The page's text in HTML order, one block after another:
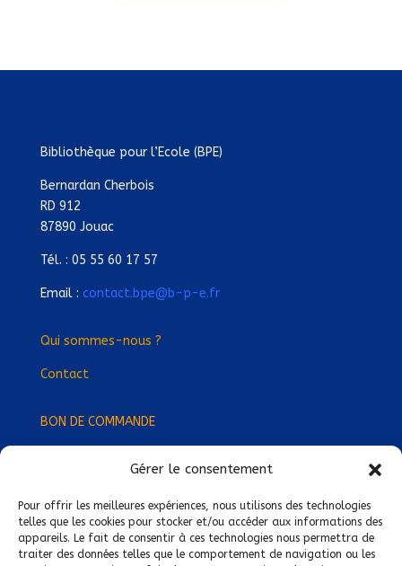
Gérer le consentement
Pour offrir les meilleures expériences, nous utilisons des technologies
telles que les cookies pour stocker et/ou accéder aux informations des
appareils. Le fait de consentir à ces technologies nous permettra de
traiter des données telles que le comportement de navigation ou les
Bibliothèque pour l’Ecole (BPE)
Bernardan Cherbois
RD 912
87890 Jouac
Tél. : 05 55 60 17 57
Email : contact.bpe@b-p-e.fr
Qui sommes-nous ?
Contact
BON DE COMMANDE
Devenez Délégué·e Régional·e !
Trouvez-nous près de chez vous !
Mentions légales